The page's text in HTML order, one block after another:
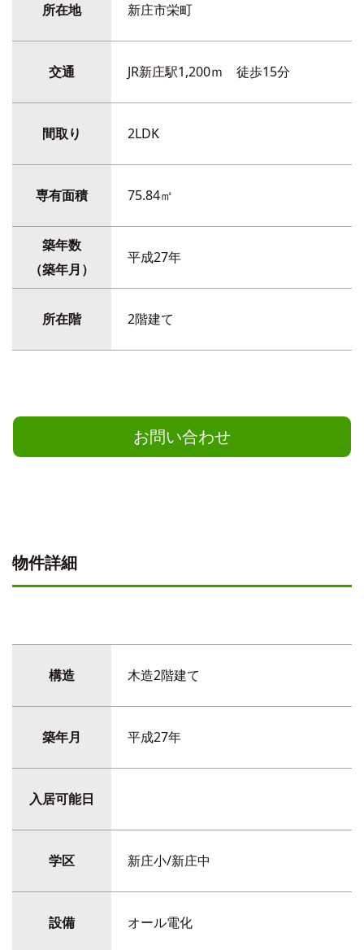
所在地 新庄市栄町
交通 JR新庄駅1,200ｍ 徒歩15分
間取り 2LDK
専有面積 75.84㎡
築年数
（築年月）
平成27年
所在階 2階建て
お問い合わせ
物件詳細
構造 木造2階建て
築年月 平成27年
入居可能日
学区 新庄小/新庄中
設備 オール電化